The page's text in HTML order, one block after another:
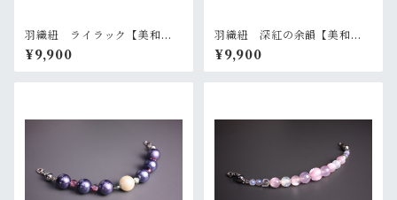
羽織紐 ライラック【美和
香】
¥9,900
羽織紐 深紅の余韻【美和
香】
¥9,900